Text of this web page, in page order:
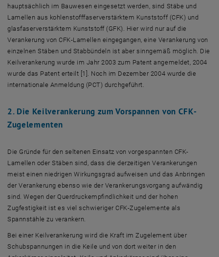
hauptsächlich im Bauwesen eingesetzt werden, sind Stäbe und
Lamellen aus kohlenstofffaserverstärktem Kunststoff (CFK) und
glasfaserverstärktem Kunststoff (GFK). Hier wird nur auf die
Verankerung von CFK-Lamellen eingegangen, eine Verankerung von
einzelnen Stäben und Stabbündeln ist aber sinngemäß möglich. Die
Keilverankerung wurde im Jahr 2003 zum Patent angemeldet, 2004
wurde das Patent erteilt [1]. Noch im Dezember 2004 wurde die
internationale Anmeldung (PCT) durchgeführt.
2. Die Keilverankerung zum Vorspannen von CFK-
Zugelementen
Die Gründe für den seltenen Einsatz von vorgespannten CFK-
Lamellen oder Stäben sind, dass die derzeitigen Verankerungen
meist einen niedrigen Wirkungsgrad aufweisen und das Anbringen
der Verankerung ebenso wie der Verankerungsvorgang aufwändig
sind. Wegen der Querdruckempfindlichkeit und der hohen
Zugfestigkeit ist es viel schwieriger CFK-Zugelemente als
Spannstähle zu verankern.
Bei einer Keilverankerung wird die Kraft im Zugelement über
Schubspannungen in die Keile und von dort weiter in den